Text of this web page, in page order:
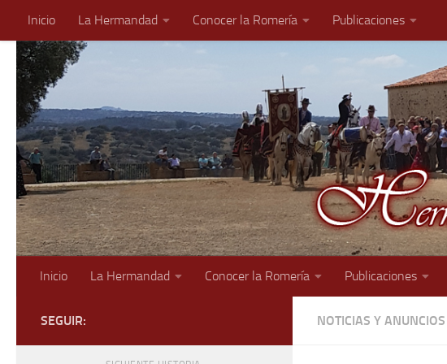
Saltar al contenido
Inicio La Hermandad Conocer la Romería Publicaciones
Inicio La Hermandad Conocer la Romería Publicaciones
NOTICIAS Y ANUNCIOS
SEGUIR: